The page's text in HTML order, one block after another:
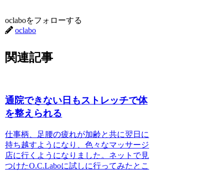
oclaboをフォローする
oclabo
関連記事
通院できない日もストレッチで体
を整えられる
仕事柄、足腰の疲れが加齢と共に翌日に
持ち越すようになり、色々なマッサージ
店に行くようになりました。ネットで見
つけたO.C.Laboに試しに行ってみたとこ